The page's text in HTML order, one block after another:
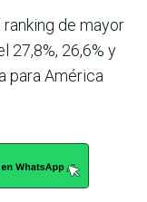
de mayor
27,8%, 26,6% y
para América